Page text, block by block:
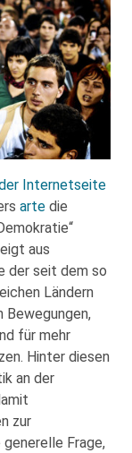
Internetseite
arte die
aus
der seit dem so
Ländern
Bewegungen,
für mehr
Hinter diesen
an der
zur
generelle Frage,